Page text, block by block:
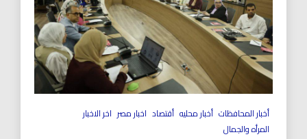
أخبار المحافظات أخبار محليه أقتصاد اخبار مصر اخر الاخبار
المرأه والجمال